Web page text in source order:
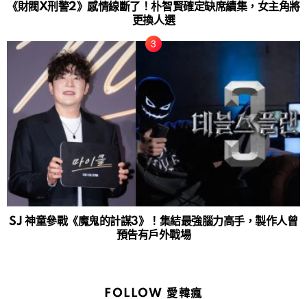
《財閥X刑警2》感情線斷了！朴智賢確定缺席續集，女主角將
更換人選
SJ 神童參戰《魔鬼的計謀3》！集結最強腦力高手，製作人曾
預告有戶外戰場
FOLLOW 愛韓瘋